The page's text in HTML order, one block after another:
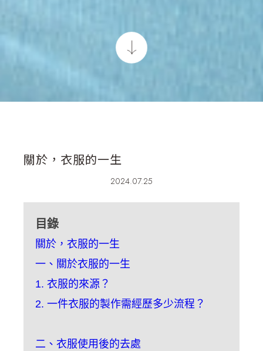
關於，衣服的一生
2024.07.25
目錄
關於，衣服的一生
一、關於衣服的一生
1. 衣服的來源？
2. 一件衣服的製作需經歷多少流程？
二、衣服使用後的去處